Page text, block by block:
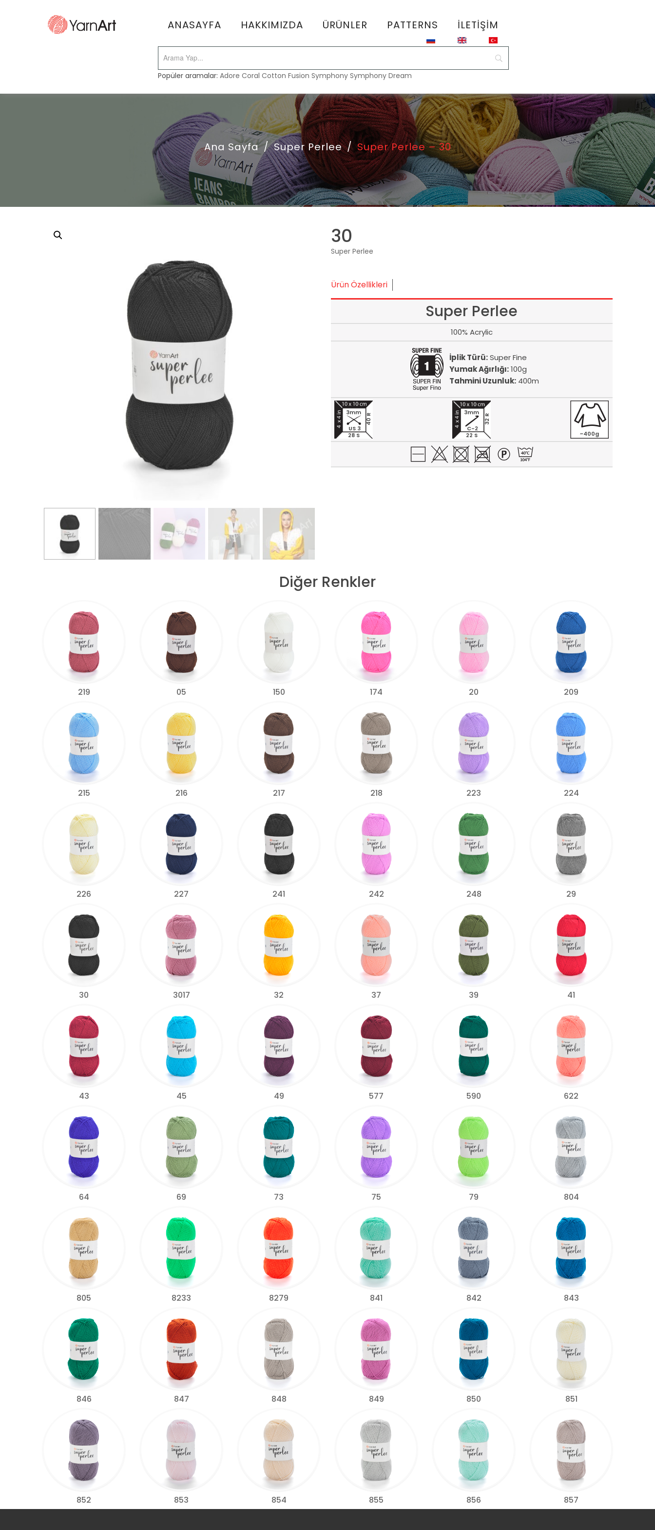
ANASAYFA HAKKIMIZDA ÜRÜNLER PATTERNS İLETIŞIM
Popüler aramalar:Adore Coral Cotton Fusion Symphony Symphony Dream
Ana Sayfa / Super Perlee / Super Perlee – 30
30
Super Perlee
Ürün Özellikleri
Super Perlee
100% Acrylic
İplik Türü:Super Fine
Yumak Ağırlığı:100g
Tahmini Uzunluk:400m
28 S
40 R
3mm
US 3
22 S
32 R
3mm
C-2
~400g
Diğer Renkler
219 05 150 174 20 209
215 216 217 218 223 224
226 227 241 242 248 29
30 3017 32 37 39 41
43 45 49 577 590 622
64 69 73 75 79 804
805 8233 8279 841 842 843
846 847 848 849 850 851
852 853 854 855 856 857